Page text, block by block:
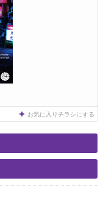
お気に入りチラシにする